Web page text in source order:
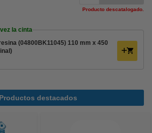
Producto descatalogado.
la cinta
(04800BK11045) 110 mm x 450
Productos destacados